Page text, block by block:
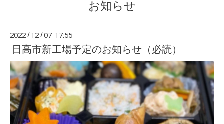
お知らせ
2022 / 12 /07 17:55
日高市新工場予定のお知らせ（必読）